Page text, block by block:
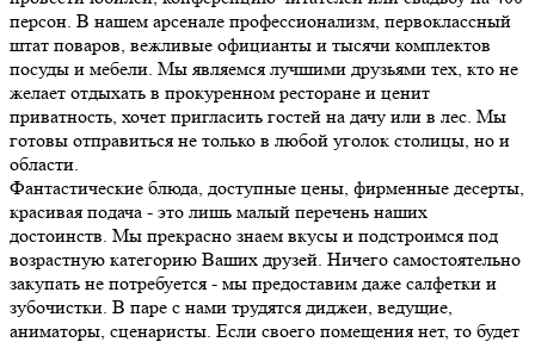
персон. В нашем арсенале профессионализм, первоклассный
штат поваров, вежливые официанты и тысячи комплектов
посуды и мебели. Мы являемся лучшими друзьями тех, кто не
желает отдыхать в прокуренном ресторане и ценит
приватность, хочет пригласить гостей на дачу или в лес. Мы
готовы отправиться не только в любой уголок столицы, но и
области.
Фантастические блюда, доступные цены, фирменные десерты,
красивая подача - это лишь малый перечень наших
достоинств. Мы прекрасно знаем вкусы и подстроимся под
возрастную категорию Ваших друзей. Ничего самостоятельно
закупать не потребуется - мы предоставим даже салфетки и
зубочистки. В паре с нами трудятся диджеи, ведущие,
аниматоры, сценаристы. Если своего помещения нет, то будет